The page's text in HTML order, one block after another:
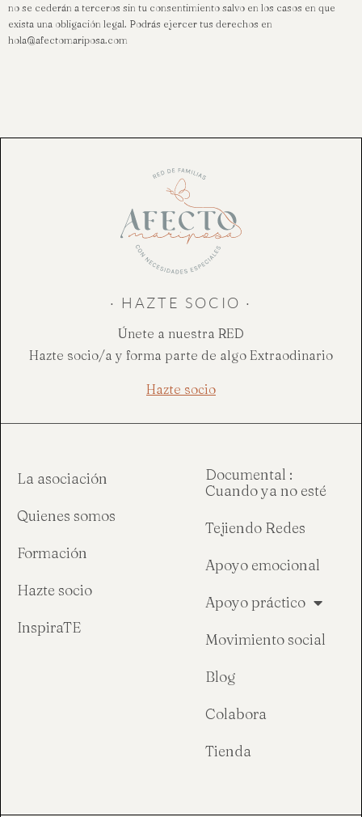
no se cederán a terceros sin tu consentimiento salvo en los casos en que
exista una obligación legal. Podrás ejercer tus derechos en
hola@afectomariposa.com
· HAZTE SOCIO ·
Únete a nuestra RED
Hazte socio/a y forma parte de algo Extraodinario
Hazte socio
La asociación
Quienes somos
Formación
Hazte socio
InspiraTE
Documental :
Cuando ya no esté
Tejiendo Redes
Apoyo emocional
Apoyo práctico
Movimiento social
Blog
Colabora
Tienda